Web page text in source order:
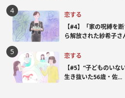
恋する
【#4】「家の呪縛を
ら解放された紗希子さ
恋する
【#5】“子どものい
生き抜いた56歳・佐...